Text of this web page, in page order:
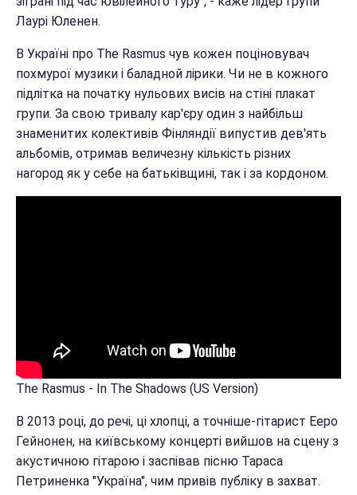
Лаурі Юленен.
В Україні про The Rasmus чув кожен поціновувач
похмурої музики і баладной лірики. Чи не в кожного
підлітка на початку нульових висів на стіні плакат
групи. За свою тривалу кар'єру один з найбільш
знаменитих колективів Фінляндії випустив дев'ять
альбомів, отримав величезну кількість різних
нагород як у себе на батьківщині, так і за кордоном.
The Rasmus - In The Shadows (US Version)
В 2013 році, до речі, ці хлопці, а точніше-гітарист Ееро
Гейнонен, на київському концерті вийшов на сцену з
акустичною гітарою і заспівав пісню Тараса
Петриненка "Україна", чим привів публіку в захват.